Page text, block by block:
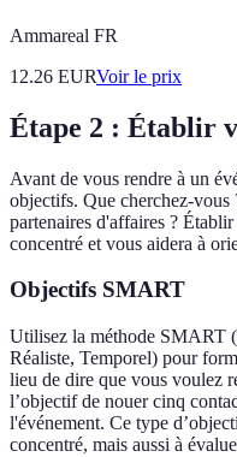
Ammareal FR
12.26 EURVoir le prix
Étape 2 : Établir
Avant de vous rendre à un
objectifs. Que cherchez-vous
partenaires d'affaires ?
concentré et vous aidera à
Objectifs SMART
Utilisez la méthode SMART
Réaliste, Temporel) pour
lieu de dire que vous voulez
l’objectif de nouer cinq
l'événement. Ce type
concentré, mais aussi à